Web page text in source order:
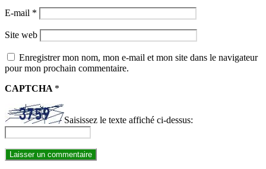
E-mail *
Site web
Enregistrer mon nom, mon e-mail et mon site dans le navigateur
pour mon prochain commentaire.
CAPTCHA *
Saisissez le texte affiché ci-dessus: